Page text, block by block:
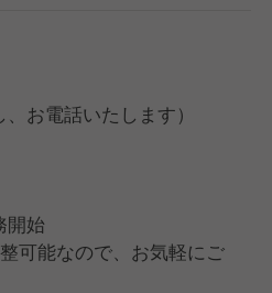
お電話いたします）
開始
可能なので、お気軽にご